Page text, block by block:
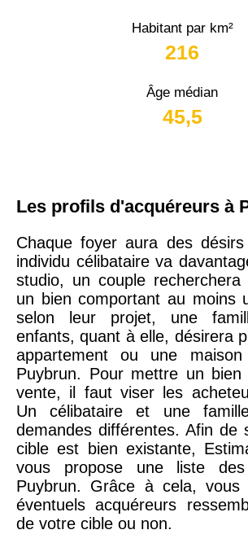
Habitant par km²
216
Âge médian
45,5
Les profils d'acquéreurs à
Chaque foyer aura des
individu célibataire va
studio, un couple recherchera
un bien comportant au moins
selon leur projet, une
enfants, quant à elle, désirera
appartement ou une
Puybrun. Pour mettre un bien
vente, il faut viser les
Un célibataire et une
demandes différentes. Afin de
cible est bien existante,
vous propose une liste
Puybrun. Grâce à cela,
éventuels acquéreurs
de votre cible ou non.